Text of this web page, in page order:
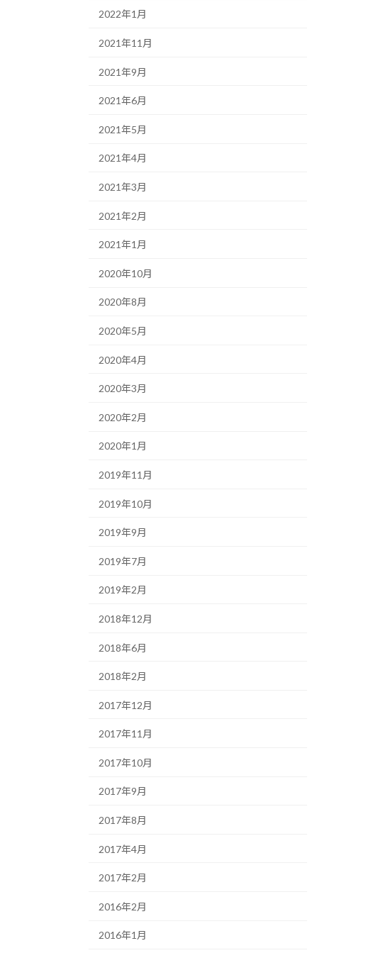
2022年1月
2021年11月
2021年9月
2021年6月
2021年5月
2021年4月
2021年3月
2021年2月
2021年1月
2020年10月
2020年8月
2020年5月
2020年4月
2020年3月
2020年2月
2020年1月
2019年11月
2019年10月
2019年9月
2019年7月
2019年2月
2018年12月
2018年6月
2018年2月
2017年12月
2017年11月
2017年10月
2017年9月
2017年8月
2017年4月
2017年2月
2016年2月
2016年1月